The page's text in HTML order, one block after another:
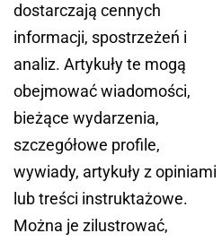
dostarczają cennych
informacji, spostrzeżeń i
analiz. Artykuły te mogą
obejmować wiadomości,
bieżące wydarzenia,
szczegółowe profile,
wywiady, artykuły z opiniami
lub treści instruktażowe.
Można je zilustrować,